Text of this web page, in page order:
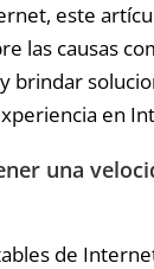
este
las causas
brindar
en
una
de